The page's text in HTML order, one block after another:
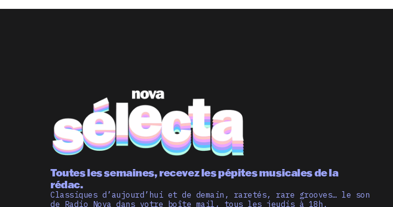
Toutes les semaines, recevez les pépites musicales de la
rédac.
Classiques d’aujourd’hui et de demain, raretés, rare grooves… le son
de Radio Nova dans votre boîte mail, tous les jeudis à 18h.